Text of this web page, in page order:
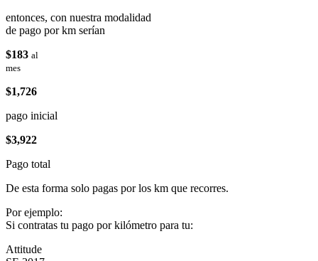
entonces, con nuestra modalidad
de pago por km serían
$183 al
mes
$1,726
pago inicial
$3,922
Pago total
De esta forma solo pagas por los km que recorres.
Por ejemplo:
Si contratas tu pago por kilómetro para tu:
Attitude